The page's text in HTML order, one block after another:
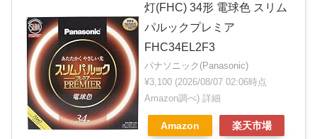
灯(FHC) 34形 電球色 スリム
パルックプレミア
FHC34EL2F3
パナソニック(Panasonic)
¥3,100 (2026/08/07 02:06時点
Amazon調べ) 詳細
Amazon 楽天市場